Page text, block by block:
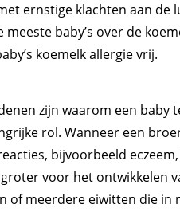
ernstige klachten aan
baby’s over de
koemelk allergie vrij.
zijn waarom een baby
rol. Wanneer een
bijvoorbeeld
voor het ontwikkelen
of meerdere eiwitten die